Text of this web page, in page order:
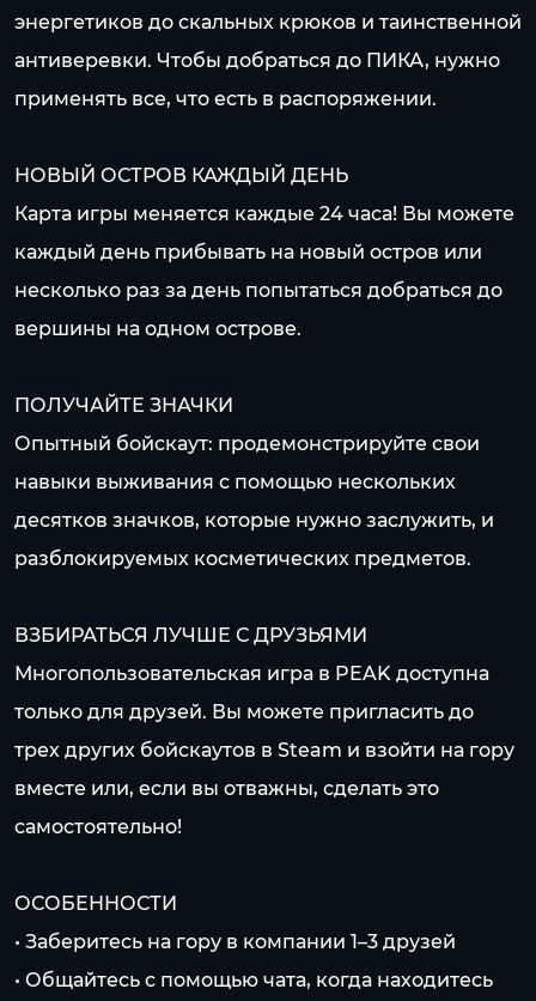
энергетиков до скальных крюков и таинственной
антиверевки. Чтобы добраться до ПИКА, нужно
применять все, что есть в распоряжении.
НОВЫЙ ОСТРОВ КАЖДЫЙ ДЕНЬ
Карта игры меняется каждые 24 часа! Вы можете
каждый день прибывать на новый остров или
несколько раз за день попытаться добраться до
вершины на одном острове.
ПОЛУЧАЙТЕ ЗНАЧКИ
Опытный бойскаут: продемонстрируйте свои
навыки выживания с помощью нескольких
десятков значков, которые нужно заслужить, и
разблокируемых косметических предметов.
ВЗБИРАТЬСЯ ЛУЧШЕ С ДРУЗЬЯМИ
Многопользовательская игра в PEAK доступна
только для друзей. Вы можете пригласить до
трех других бойскаутов в Steam и взойти на гору
вместе или, если вы отважны, сделать это
самостоятельно!
ОСОБЕННОСТИ
• Заберитесь на гору в компании 1–3 друзей
• Общайтесь с помощью чата, когда находитесь